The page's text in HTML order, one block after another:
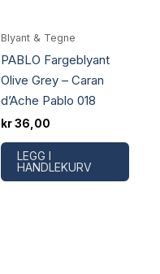
Blyant & Tegne
PABLO Fargeblyant
Olive Grey – Caran
d’Ache Pablo 018
kr36,00
LEGG I
HANDLEKURV